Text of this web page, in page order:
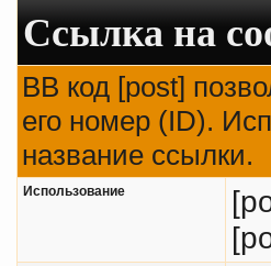
Ссылка на
BB код [post]
его номер (ID).
название ссылки.
Использование